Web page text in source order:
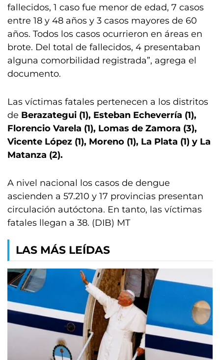
fallecidos, 1 caso fue menor de edad, 7 casos
entre 18 y 48 años y 3 casos mayores de 60
años. Todos los casos ocurrieron en áreas en
brote. Del total de fallecidos, 4 presentaban
alguna comorbilidad registrada”, agrega el
documento.
Las víctimas fatales pertenecen a los distritos
de Berazategui (1), Esteban Echeverría (1),
Florencio Varela (1), Lomas de Zamora (3),
Vicente López (1), Moreno (1), La Plata (1) y La
Matanza (2).
A nivel nacional los casos de dengue
ascienden a 57.210 y 17 provincias presentan
circulación autóctona. En tanto, las víctimas
fatales llegan a 38. (DIB) MT
LAS MÁS LEÍDAS